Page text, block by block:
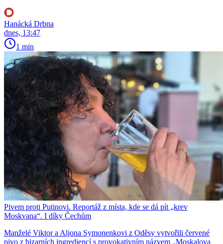
Hanácká Drbna
dnes, 13:47
1 min
Pivem proti Putinovi. Reportáž z místa, kde se dá pít „krev
Moskvana“. I díky Čechům
Manželé Viktor a Aljona Symonenkovi z Oděsy vytvořili červené
pivo z bizarních ingrediencí s provokativním názvem „Moskalova